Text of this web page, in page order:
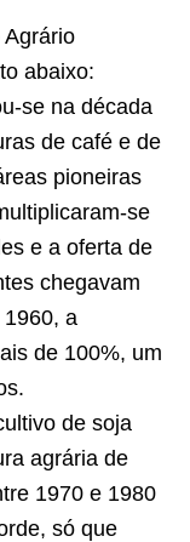
Agrário
abaixo:
se na década
de café e de
pioneiras
se
e a oferta de
chegavam
a
de 100%, um
de soja
agrária de
1970 e 1980
só que